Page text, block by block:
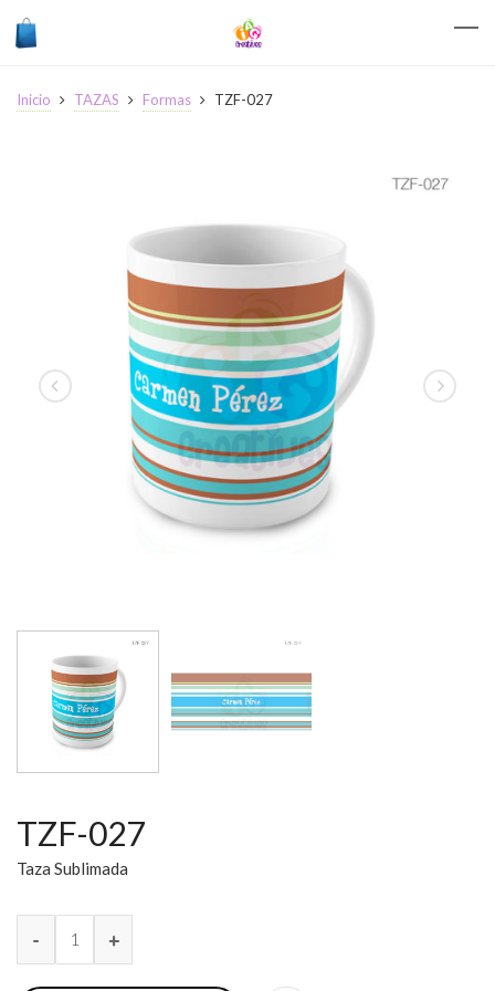
Inicio TAZAS Formas TZF-027
TZF-027
Taza Sublimada